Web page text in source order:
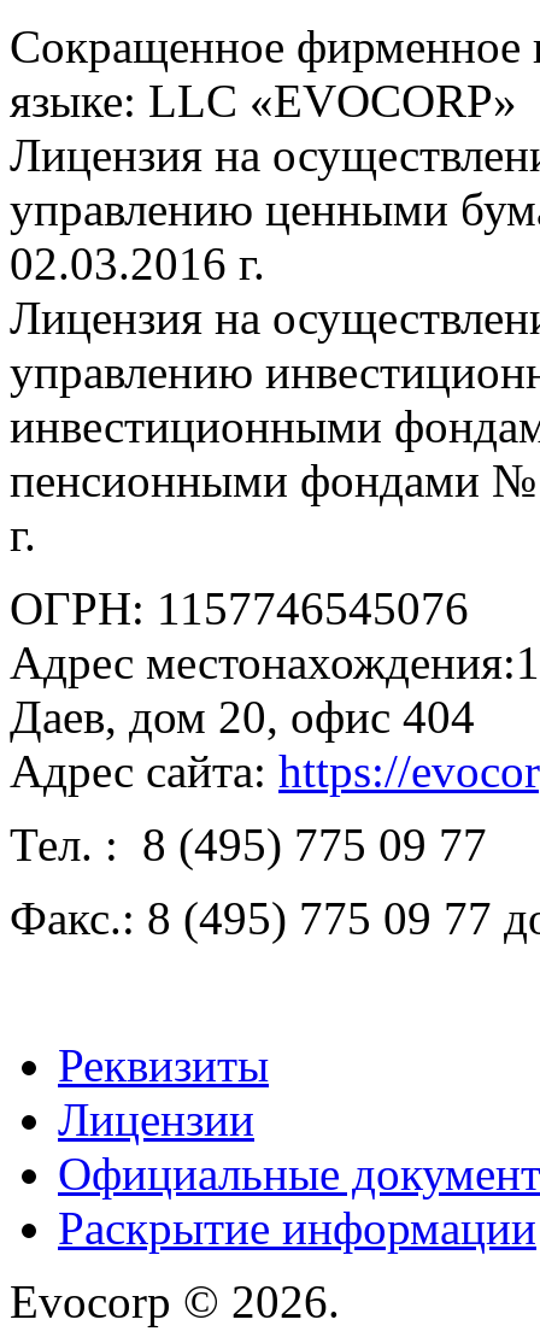
Сокращенное фирменное
языке: LLC «EVOCORP»
Лицензия на
управлению ценными
02.03.2016 г.
Лицензия на
управлению
инвестиционными
пенсионными фондами №
г.
ОГРН: 1157746545076
Адрес
Даев, дом 20, офис 404
Адрес сайта: https://
Тел. : 8 (495) 775 09 77
Факс.: 8 (495) 775 09 77
Реквизиты
Лицензии
Официальные
Раскрытие информации
Evocorp © 2026.